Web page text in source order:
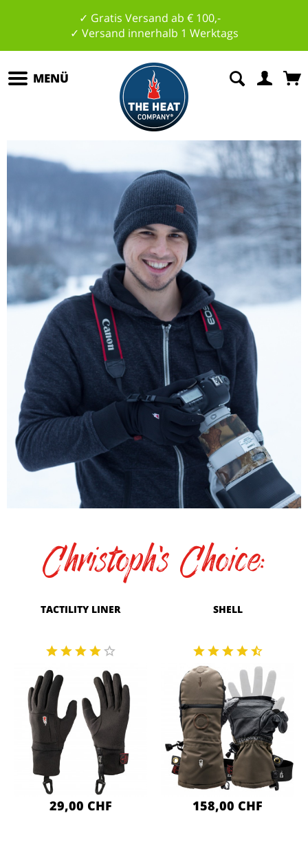
✓ Gratis Versand ab € 100,-
✓ Versand innerhalb 1 Werktags
MENÜ
Christoph's Choice:
TACTILITY LINER
29,00 CHF
SHELL
158,00 CHF